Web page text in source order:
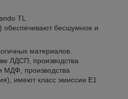
TL
обеспечивают бесшумное и
материалов.
ЛДСП, производства
МДФ, производства
имеют класс эмиссии Е1